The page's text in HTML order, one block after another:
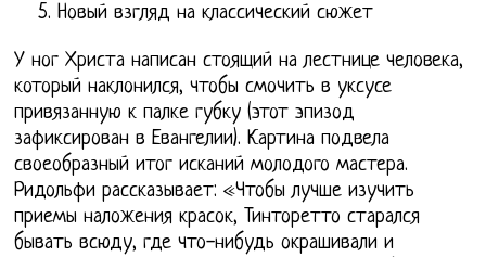
Новый взгляд на классический сюжет
У ног Христа написан стоящий на лестнице человека,
который наклонился, чтобы смочить в уксусе
привязанную к палке губку (этот эпизод
зафиксирован в Евангелии). Картина подвела
своеобразный итог исканий молодого мастера.
Ридольфи рассказывает: «Чтобы лучше изучить
приемы наложения красок, Тинторетто старался
бывать всюду, где что-нибудь окрашивали и